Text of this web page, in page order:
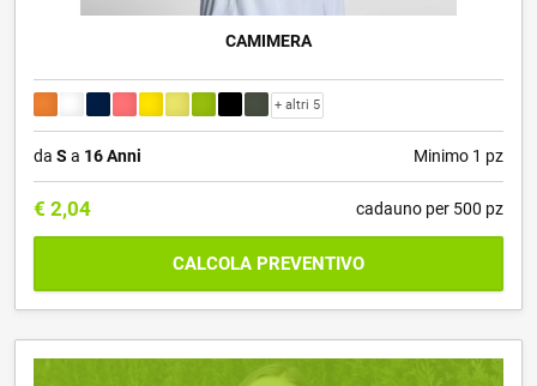
CAMIMERA
+ altri 5
da S a 16 Anni Minimo 1 pz
€ 2,04 cadauno per 500 pz
CALCOLA PREVENTIVO